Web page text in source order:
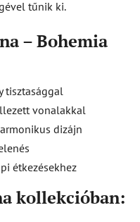
tűnik ki.
– Bohemia
tisztasággal
vonalakkal
dizájn
étkezésekhez
kollekcióban: